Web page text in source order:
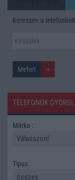
Keressen a
TELEFONOK
Márka :
Tipus :